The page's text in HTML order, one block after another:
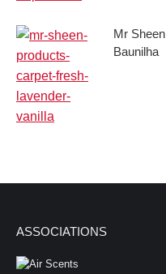
Mr
Baunilha
ASSOCIATIONS